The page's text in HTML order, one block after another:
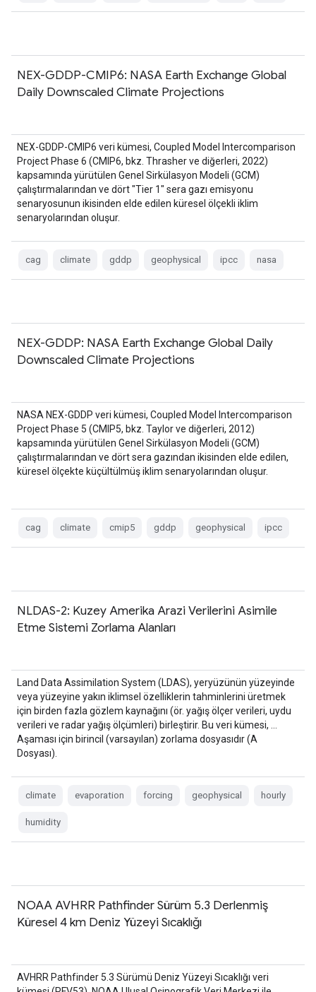
NEX-GDDP-CMIP6: NASA Earth Exchange Global
Daily Downscaled Climate Projections
NEX-GDDP-CMIP6 veri kümesi, Coupled Model Intercomparison
Project Phase 6 (CMIP6, bkz. Thrasher ve diğerleri, 2022)
kapsamında yürütülen Genel Sirkülasyon Modeli (GCM)
çalıştırmalarından ve dört "Tier 1" sera gazı emisyonu
senaryosunun ikisinden elde edilen küresel ölçekli iklim
senaryolarından oluşur.
cag climate gddp geophysical ipcc nasa
NEX-GDDP: NASA Earth Exchange Global Daily
Downscaled Climate Projections
NASA NEX-GDDP veri kümesi, Coupled Model Intercomparison
Project Phase 5 (CMIP5, bkz. Taylor ve diğerleri, 2012)
kapsamında yürütülen Genel Sirkülasyon Modeli (GCM)
çalıştırmalarından ve dört sera gazından ikisinden elde edilen,
küresel ölçekte küçültülmüş iklim senaryolarından oluşur.
cag climate cmip5 gddp geophysical ipcc
NLDAS-2: Kuzey Amerika Arazi Verilerini Asimile
Etme Sistemi Zorlama Alanları
Land Data Assimilation System (LDAS), yeryüzünün yüzeyinde
veya yüzeyine yakın iklimsel özelliklerin tahminlerini üretmek
için birden fazla gözlem kaynağını (ör. yağış ölçer verileri, uydu
verileri ve radar yağış ölçümleri) birleştirir. Bu veri kümesi, …
Aşaması için birincil (varsayılan) zorlama dosyasıdır (A
Dosyası).
climate evaporation forcing geophysical hourly
humidity
NOAA AVHRR Pathfinder Sürüm 5.3 Derlenmiş
Küresel 4 km Deniz Yüzeyi Sıcaklığı
AVHRR Pathfinder 5.3 Sürümü Deniz Yüzeyi Sıcaklığı veri